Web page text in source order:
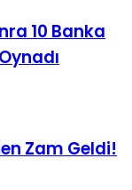
10 Banka
Zam Geldi!